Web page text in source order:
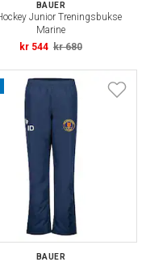
BAUER
Junior Treningsbukse
Marine
kr 544 kr 680
BAUER